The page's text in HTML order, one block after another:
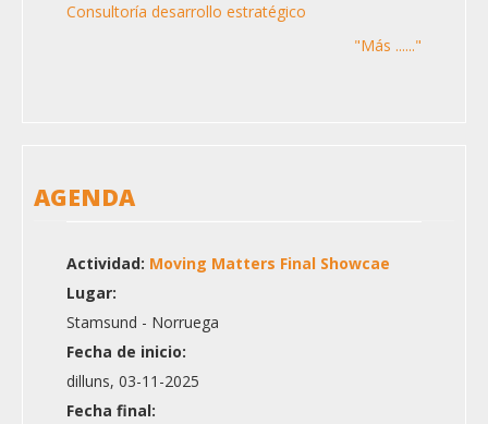
Consultoría desarrollo estratégico
"Más ......"
AGENDA
Actividad: Moving Matters Final Showcae
Lugar:
Stamsund - Norruega
Fecha de inicio:
dilluns, 03-11-2025
Fecha final: